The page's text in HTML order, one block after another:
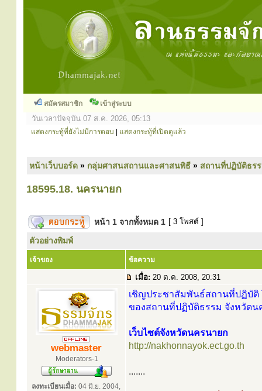
สมัครสมาชิก เข้าสู่ระบบ
วันเวลาปัจจุบัน 07 ส.ค. 2026, 05:13
แสดงกระทู้ที่ยังไม่มีการตอบ แสดงกระทู้ที่เปิดดูแล้ว
หน้าเว็บบอร์ด » กลุ่มศาสนสถานและศาสนพิธี » สถานที่ปฏิบัติธร
18595.18. นครนายก
หน้า 1 จากทั้งหมด 1 [ 3 โพสต์ ]
ตัวอย่างพิมพ์
เจ้าของ ข้อความ
เมื่อ: 20 ต.ค. 2008, 20:31
webmaster
Moderators-1
ลงทะเบียนเมื่อ: 04 มิ.ย. 2004,
เชิญประชาสัมพันธ์สถานที่ปฏิบัติ
ของสถานที่ปฏิบัติธรรม จังหวัดน
เว็บไซต์จังหวัดนครนายก
http://nakhonnayok.ect.go.th
.......